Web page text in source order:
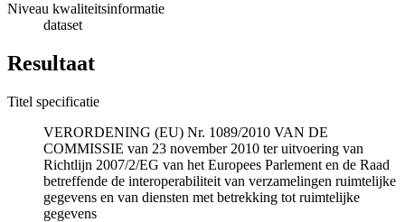
Niveau kwaliteitsinformatie
dataset
Resultaat
Titel specificatie
VERORDENING (EU) Nr. 1089/2010 VAN DE
COMMISSIE van 23 november 2010 ter uitvoering van
Richtlijn 2007/2/EG van het Europees Parlement en de Raad
betreffende de interoperabiliteit van verzamelingen ruimtelijke
gegevens en van diensten met betrekking tot ruimtelijke
gegevens